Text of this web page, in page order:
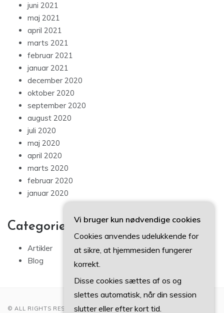
juni 2021
maj 2021
april 2021
marts 2021
februar 2021
januar 2021
december 2020
oktober 2020
september 2020
august 2020
juli 2020
maj 2020
april 2020
marts 2020
februar 2020
januar 2020
Categories
Artikler
Blog
© ALL RIGHTS RESERVED 2022
Vi bruger kun nødvendige cookies
Cookies anvendes udelukkende for
at sikre, at hjemmesiden fungerer
korrekt.
Disse cookies sættes af os og
slettes automatisk, når din session
slutter eller efter kort tid.